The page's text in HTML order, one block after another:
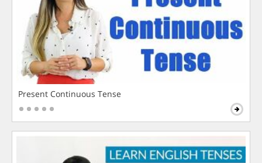
Present Continuous Tense